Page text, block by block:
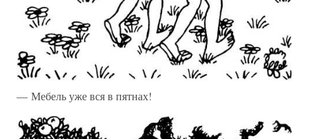
— Мебель уже вся в пятнах!